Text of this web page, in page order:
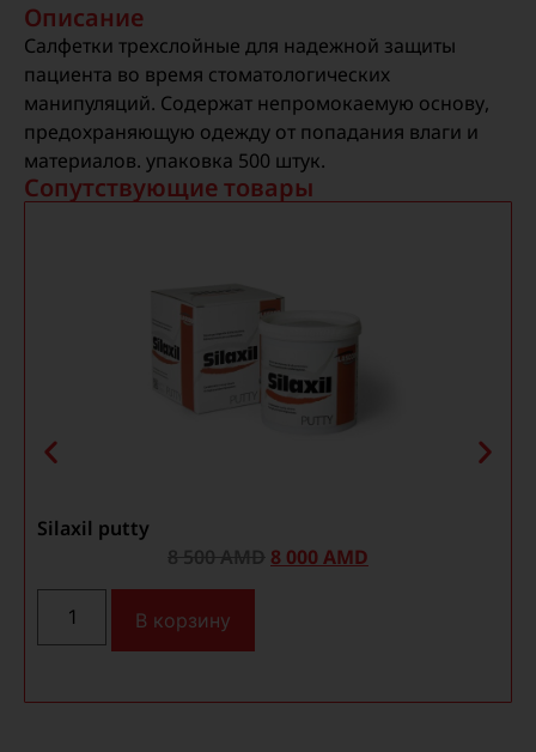
Описание
Салфетки трехслойные для надежной защиты
пациента во время стоматологических
манипуляций. Содержат непромокаемую основу,
предохраняющую одежду от попадания влаги и
материалов. упаковка 500 штук.
Сопутствующие товары
Silaxil putty
8 500AMD 8 000AMD
В корзину